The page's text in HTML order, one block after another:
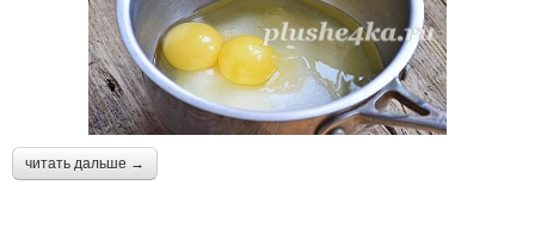
читать дальше →